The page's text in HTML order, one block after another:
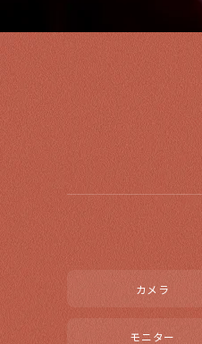
カメラ
モニター